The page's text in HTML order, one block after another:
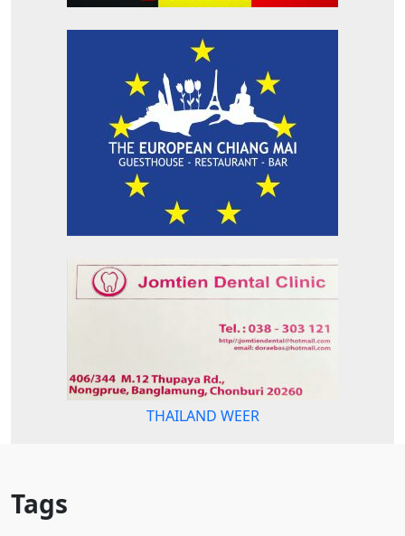
THAILAND WEER
Tags